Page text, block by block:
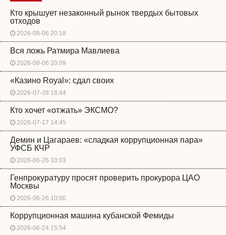
Кто крышует незаконный рынок твердых бытовых
отходов
2026-08-06 20:18
Вся ложь Ратмира Мавлиева
2026-08-06 20:09
«Казино Royal»: сдал своих
2026-07-28 18:44
Кто хочет «отжать» ЭКСМО?
2026-07-17 14:45
Демин и Цагараев: «сладкая коррупционная пара»
УФСБ КЧР
2026-06-26 10:03
Генпрокуратуру просят проверить прокурора ЦАО
Москвы
2026-06-26 10:00
Коррупционная машина кубанской Фемиды
2026-06-24 15:54